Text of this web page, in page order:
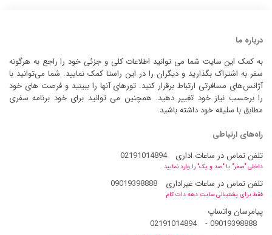
درباره ما
به کمک این سایت شما می توانید اطلاعات کلی و جزئی خود را راجع به هرگونه
سفر به اشتراک بگذارید و دیگران را در این راستا کمک نمایید. شما می‌توانید با
آژانس‌های مسافرتی ارتباط برقرار کنید. تورهای آنها را ببینید و فرصت های خود
را برحسب نیاز خود تغییر دهید. همچنین می توانید برای خود برنامه سفری
مطابق با سلیقه خود داشته باشید.
راه‌های ارتباطی
تلفن تماس در ساعات اداری
02191014894
داخلی "صفر" یا "صد و یک" را وارد نمایید
تلفن تماس در ساعات غیراداری 09019398888
فقط برای پشتیبانی سایت دهه دات کام
پیامرسان واتساپ
09019398888
-
02191014894